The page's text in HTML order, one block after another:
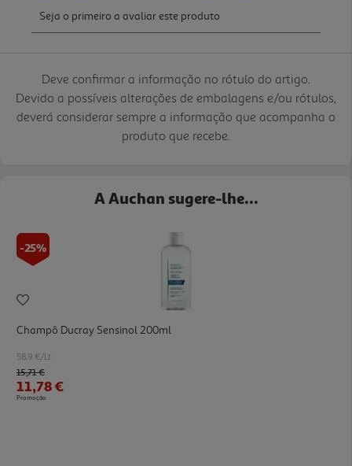
Deve confirmar a informação no rótulo do artigo.
Devido a possíveis alterações de embalagens e/ou rótulos,
deverá considerar sempre a informação que acompanha o
produto que recebe.
A Auchan sugere-lhe...
-25%
Champô Ducray Sensinol 200ml
58.9 €/Lt
Price reduced from
15,71 €to
11,78 €
Promoção